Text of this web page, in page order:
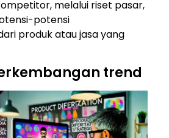
melalui riset pasar,
potensi
produk atau jasa yang
trend